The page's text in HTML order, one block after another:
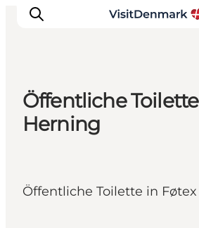
Inspiration
Regionen
Reiseplanung
Öffentliche
Herning
Öffentliche Toilette in